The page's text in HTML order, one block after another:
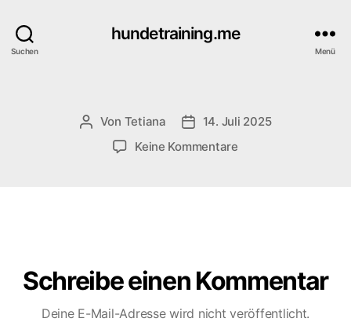
Suchen
hundetraining.me
Menü
Beitragsautor
Von Tetiana Veröffentlichungsdatum
14. Juli 2025
Keine Kommentarezu
Schreibe einen Kommentar
Deine E-Mail-Adresse wird nicht veröffentlicht.